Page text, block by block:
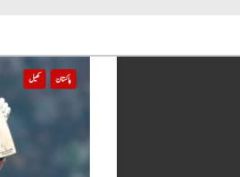
پاکستان کھیل